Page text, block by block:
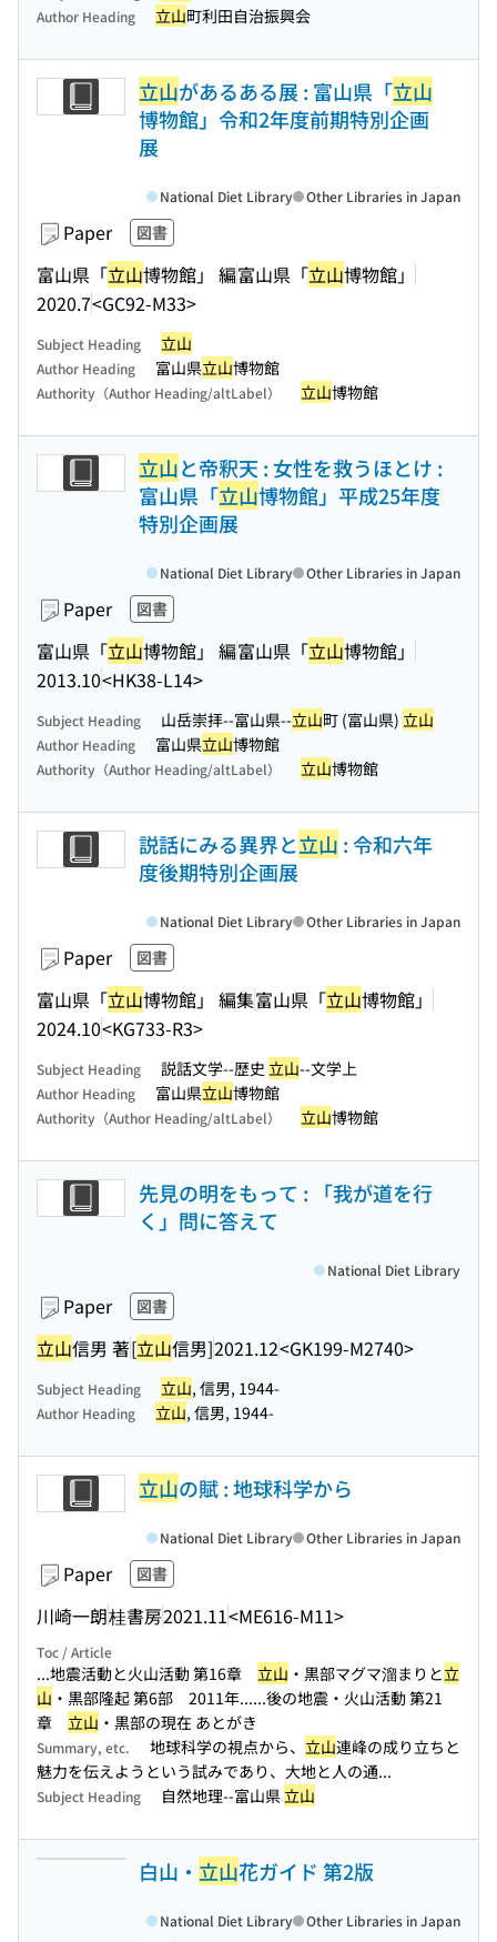
Author Heading 立山町利田自治振興会
立山があるある展 : 富山県「立山
博物館」令和2年度前期特別企画
展
Paper 図書
富山県「立山博物館」 編富山県「立山博物館」
2020.7<GC92-M33>
National Diet Library Other Libraries in Japan
Subject Heading 立山
Author Heading 富山県立山博物館
Authority（Author Heading/altLabel） 立山博物館
立山と帝釈天 : 女性を救うほとけ :
富山県「立山博物館」平成25年度
特別企画展
Paper 図書
富山県「立山博物館」 編富山県「立山博物館」
2013.10<HK38-L14>
National Diet Library Other Libraries in Japan
Subject Heading 山岳崇拝--富山県--立山町 (富山県) 立山
Author Heading 富山県立山博物館
Authority（Author Heading/altLabel） 立山博物館
説話にみる異界と立山 : 令和六年
度後期特別企画展
Paper 図書
富山県「立山博物館」 編集富山県「立山博物館」
2024.10<KG733-R3>
National Diet Library Other Libraries in Japan
Subject Heading 説話文学--歴史 立山--文学上
Author Heading 富山県立山博物館
Authority（Author Heading/altLabel） 立山博物館
先見の明をもって : 「我が道を行
く」問に答えて
Paper 図書
立山信男 著[立山信男]2021.12<GK199-M2740>
National Diet Library
Subject Heading 立山, 信男, 1944-
Author Heading 立山, 信男, 1944-
立山の賦 : 地球科学から
Paper 図書
川崎一朗桂書房2021.11<ME616-M11>
National Diet Library Other Libraries in Japan
Toc / Article
...地震活動と火山活動 第16章 立山 ・黒部マグマ溜まりと立
山 ・黒部隆起 第6部 2011年......後の地震・火山活動 第21
章 立山 ・黒部の現在 あとがき
Summary, etc. 地球科学の視点から、 立山連峰の成り立ちと
魅力を伝えようという試みであり、大地と人の通...
Subject Heading 自然地理--富山県立山
白山・ 立山花ガイド 第2版
National Diet Library Other Libraries in Japan